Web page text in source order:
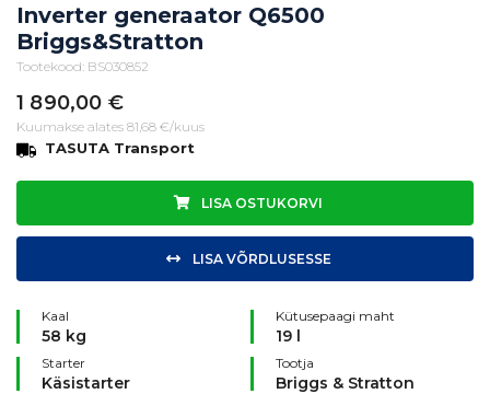
Inverter generaator Q6500
Briggs&Stratton
Tootekood: BS030852
1 890,00 €
Kuumakse alates 81,68 €/kuus
TASUTA Transport
LISA OSTUKORVI
LISA VÕRDLUSESSE
Kaal
58 kg
Kütusepaagi maht
19 l
Starter
Käsistarter
Tootja
Briggs & Stratton